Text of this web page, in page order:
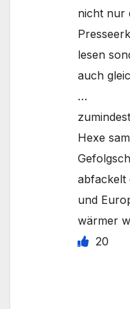
nicht nur
lesen
auch
…
Hexe
abfackelt
und
wärmer
20